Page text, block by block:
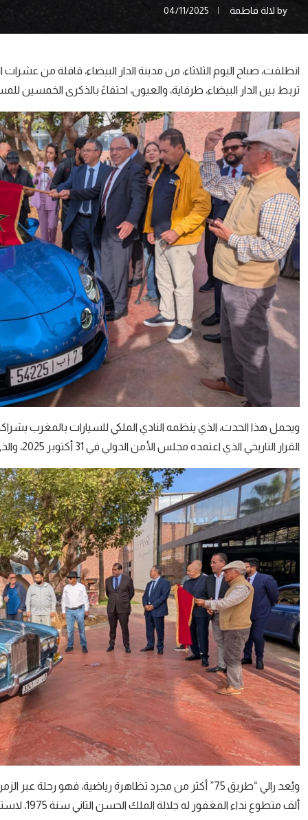
by لالة فاطمة 04/11/2025
انطلقت، صباح اليوم الثلاثاء، من مدينة الدار البيضاء، قافلة من
تربط بين الدار البيضاء، طرفاية، والعيون، احتفاءً بالذكرى الخمسين
ويحمل هذا الحدث، الذي ينظمه النادي الملكي للسيارات بالمغرب
القرار التاريخي الذي اعتمده مجلس الأمن الدولي في 31 أكتوبر 2025، والذي شكل محطة جديدة في مسار القضية الوطنية.
ألف متطوع